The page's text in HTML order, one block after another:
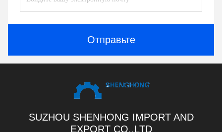
Отправьте
SUZHOU SHENHONG IMPORT AND
EXPORT CO.,LTD